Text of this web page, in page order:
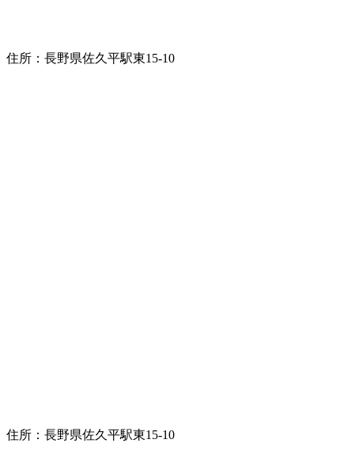
住所：長野県佐久平駅東15-10
住所：長野県佐久平駅東15-10